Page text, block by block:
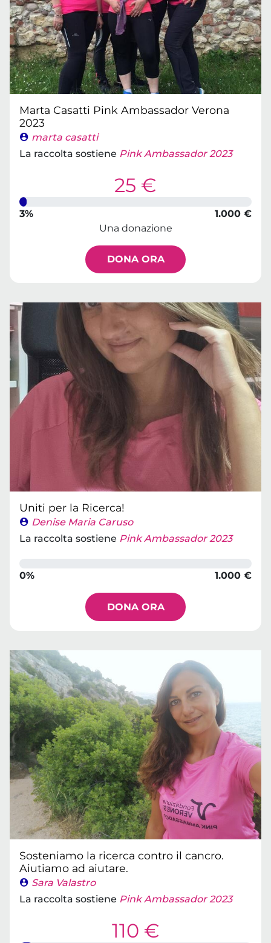
Marta Casatti Pink Ambassador Verona
2023
marta casatti
La raccolta sostiene Pink Ambassador 2023
25 €
3%
1.000 €
Una donazione
DONA ORA
Uniti per la Ricerca!
Denise Maria Caruso
La raccolta sostiene Pink Ambassador 2023
0% 1.000 €
DONA ORA
Sosteniamo la ricerca contro il cancro.
Aiutiamo ad aiutare.
Sara Valastro
La raccolta sostiene Pink Ambassador 2023
110 €